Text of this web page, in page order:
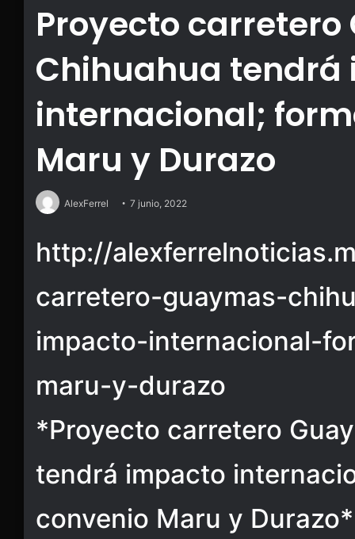
Proyecto
Chihuahua tendrá
internacional;
Maru y Durazo
AlexFerrel 7 junio, 2022
http://
carretero-guaymas-
impacto-internacional-
maru-y-durazo
*Proyecto carretero
tendrá impacto
convenio Maru y Durazo*